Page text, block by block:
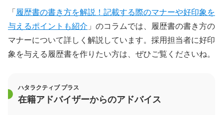
「履歴書の書き方を解説！記載する際のマナーや好印象を
与えるポイントも紹介 」のコラムでは、履歴書の書き方の
マナーについて詳しく解説しています。採用担当者に好印
象を与える履歴書を作りたい方は、ぜひご覧くださいね。
ハタラクティブ プラス
在籍アドバイザーからのアドバイス